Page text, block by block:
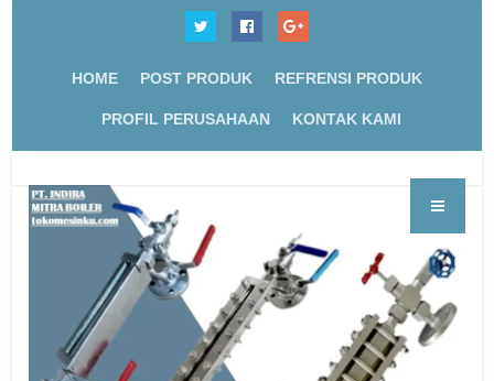
HOME POST PRODUK REFRENSI PRODUK
PROFIL PERUSAHAAN KONTAK KAMI